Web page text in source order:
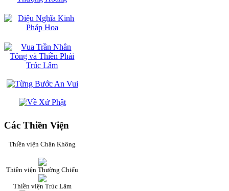
Các Thiền Viện
Thiền viện Chân Không
Thiền viện Thường Chiếu
Thiền viện Trúc Lâm